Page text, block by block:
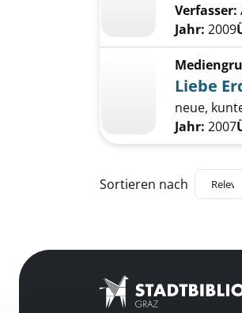
Verfasser:
Jahr: 2009
Liebe
neue,
Jahr: 2007
Zu den Suchfiltern
Sortieren nach